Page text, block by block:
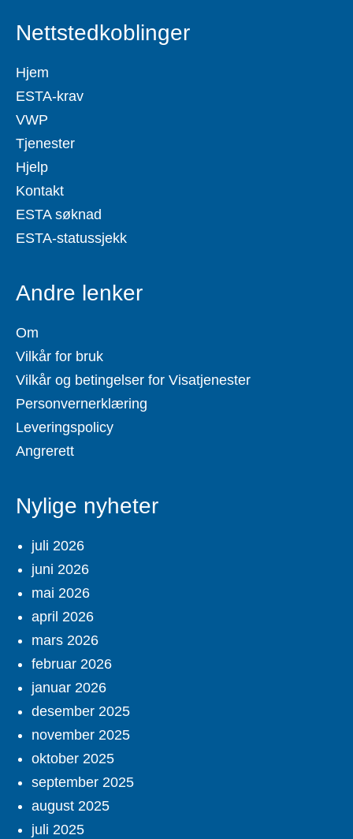
Nettstedkoblinger
Hjem
ESTA-krav
VWP
Tjenester
Hjelp
Kontakt
ESTA søknad
ESTA-statussjekk
Andre lenker
Om
Vilkår for bruk
Vilkår og betingelser for Visatjenester
Personvernerklæring
Leveringspolicy
Angrerett
Nylige nyheter
juli 2026
juni 2026
mai 2026
april 2026
mars 2026
februar 2026
januar 2026
desember 2025
november 2025
oktober 2025
september 2025
august 2025
juli 2025